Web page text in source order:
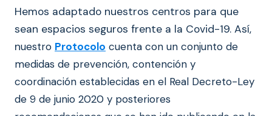
Hemos adaptado nuestros centros para que
sean espacios seguros frente a la Covid-19. Así,
nuestro Protocolo cuenta con un conjunto de
medidas de prevención, contención y
coordinación establecidas en el Real Decreto-Ley
de 9 de junio 2020 y posteriores